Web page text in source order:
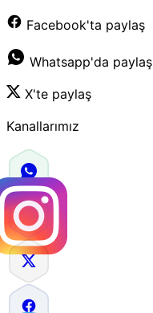
Facebook'ta paylaş
Whatsapp'da paylaş
X'te paylaş
Kanallarımız